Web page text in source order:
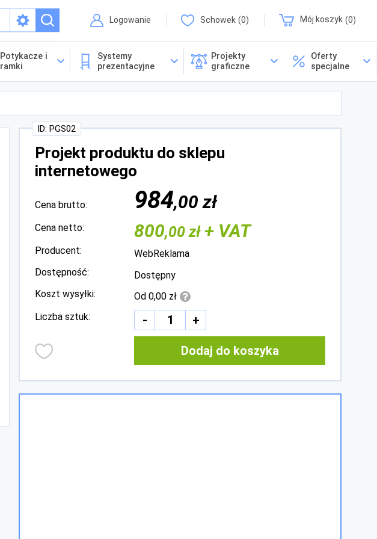
Logowanie Schowek 0 Mój koszyk 0
Potykacze i
ramki
Systemy
prezentacyjne
Projekty
graficzne
Oferty
specjalne
Projekt produktu do sklepu
internetowego
ID: PGS02
Cena brutto: 984,00 zł
Cena netto: 800,00 zł+ VAT
Producent:
WebReklama
Dostępność:
Dostępny
Koszt wysyłki:
Od 0,00 zł
Liczba sztuk:
- +
Dodaj do koszyka